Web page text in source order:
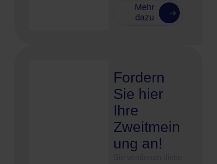
Mehr
dazu
Fordern
Sie hier
Ihre
Zweitmein
ung an!